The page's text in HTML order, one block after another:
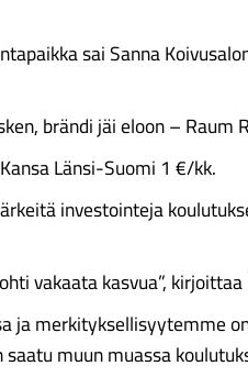
sai Sanna
brändi jäi eloon – Raum
Länsi-Suomi 1 €/kk.
investointeja
vakaata kasvua”,
ja merkityksellisyytemme
muun muassa